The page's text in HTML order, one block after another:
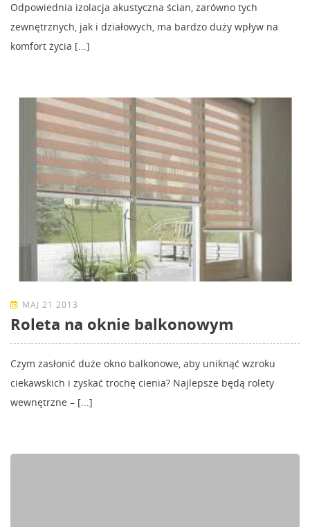
Odpowiednia izolacja akustyczna ścian, zarówno tych
zewnętrznych, jak i działowych, ma bardzo duży wpływ na
komfort życia [...]
MAJ 21 2013
Roleta na oknie balkonowym
Czym zasłonić duże okno balkonowe, aby uniknąć wzroku
ciekawskich i zyskać trochę cienia? Najlepsze będą rolety
wewnętrzne – [...]